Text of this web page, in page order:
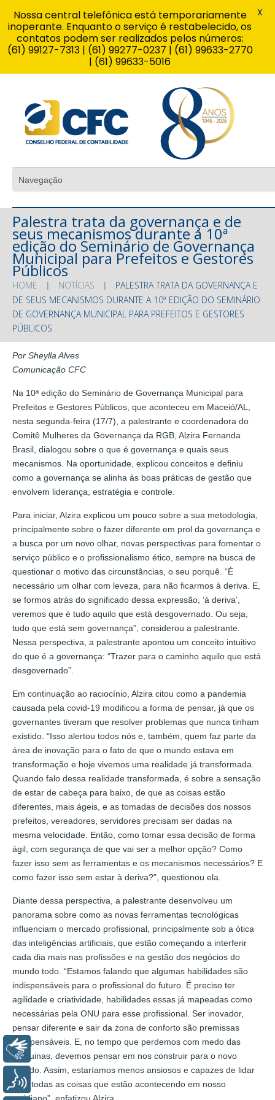
Palestra trata da governança e de
seus mecanismos durante a 10ª
edição do Seminário de Governança
Municipal para Prefeitos e Gestores
Públicos
HOME NOTÍCIAS
PALESTRA TRATA DA GOVERNANÇA E
DE SEUS MECANISMOS DURANTE A 10ª EDIÇÃO DO SEMINÁRIO
DE GOVERNANÇA MUNICIPAL PARA PREFEITOS E GESTORES
PÚBLICOS
Por Sheylla Alves
Comunicação CFC
Na 10ª edição do Seminário de Governança Municipal para
Prefeitos e Gestores Públicos, que aconteceu em Maceió/AL,
nesta segunda-feira (17/7), a palestrante e coordenadora do
Comitê Mulheres da Governança da RGB, Alzira Fernanda
Brasil, dialogou sobre o que é governança e quais seus
mecanismos. Na oportunidade, explicou conceitos e definiu
como a governança se alinha às boas práticas de gestão que
envolvem liderança, estratégia e controle.
Para iniciar, Alzira explicou um pouco sobre a sua metodologia,
principalmente sobre o fazer diferente em prol da governança e
a busca por um novo olhar, novas perspectivas para fomentar o
serviço público e o profissionalismo ético, sempre na busca de
questionar o motivo das circunstâncias, o seu porquê. “É
necessário um olhar com leveza, para não ficarmos à deriva. E,
se formos atrás do significado dessa expressão, ‘à deriva’,
veremos que é tudo aquilo que está desgovernado. Ou seja,
tudo que está sem governança”, considerou a palestrante.
Nessa perspectiva, a palestrante apontou um conceito intuitivo
do que é a governança: “Trazer para o caminho aquilo que está
desgovernado”.
Em continuação ao raciocínio, Alzira citou como a pandemia
causada pela covid-19 modificou a forma de pensar, já que os
governantes tiveram que resolver problemas que nunca tinham
existido. “Isso alertou todos nós e, também, quem faz parte da
área de inovação para o fato de que o mundo estava em
transformação e hoje vivemos uma realidade já transformada.
Quando falo dessa realidade transformada, é sobre a sensação
de estar de cabeça para baixo, de que as coisas estão
diferentes, mais ágeis, e as tomadas de decisões dos nossos
prefeitos, vereadores, servidores precisam ser dadas na
mesma velocidade. Então, como tomar essa decisão de forma
ágil, com segurança de que vai ser a melhor opção? Como
fazer isso sem as ferramentas e os mecanismos necessários? E
como fazer isso sem estar à deriva?”, questionou ela.
Diante dessa perspectiva, a palestrante desenvolveu um
panorama sobre como as novas ferramentas tecnológicas
influenciam o mercado profissional, principalmente sob a ótica
das inteligências artificiais, que estão começando a interferir
cada dia mais nas profissões e na gestão dos negócios do
mundo todo. “Estamos falando que algumas habilidades são
indispensáveis para o profissional do futuro. É preciso ter
agilidade e criatividade, habilidades essas já mapeadas como
necessárias pela ONU para esse profissional. Ser inovador,
pensar diferente e sair da zona de conforto são premissas
indispensáveis. E, no tempo que perdemos com medo das
máquinas, devemos pensar em nos construir para o novo
mundo. Assim, estaríamos menos ansiosos e capazes de lidar
com todas as coisas que estão acontecendo em nosso
cotidiano”, enfatizou Alzira.
Nossa central telefônica está temporariamente
inoperante. Enquanto o serviço é restabelecido, os
contatos podem ser realizados pelos números:
(61) 99127-7313 | (61) 99277-0237 | (61) 99633-2770
| (61) 99633-5016
X
Voz